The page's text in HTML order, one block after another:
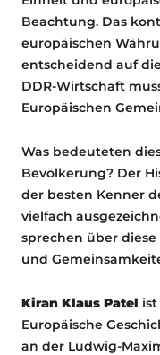
Beachtung. Das
europäischen
entscheidend auf
DDR-Wirtschaft
Europäischen
Was bedeuteten
Bevölkerung? Der
der besten Kenner
vielfach
sprechen über
und
Kiran Klaus Patel
Europäische
an der Ludwig-